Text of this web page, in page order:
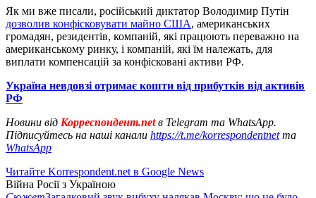
Як ми вже писали, російський диктатор Володимир Путін
дозволив конфісковувати майно США, американських
громадян, резидентів, компаній, які працюють переважно на
американському ринку, і компаній, які їм належать, для
виплати компенсацій за конфісковані активи РФ.
Україна невдовзі отримає кошти від прибутків від активів
РФ
Новини від Корреспондент.netв Telegram та WhatsApp.
Підписуйтесь на наші канали https://t.me/korrespondentnetта
WhatsApp
Читайте Korrespondent.net в Google News
Війна Росії з Україною